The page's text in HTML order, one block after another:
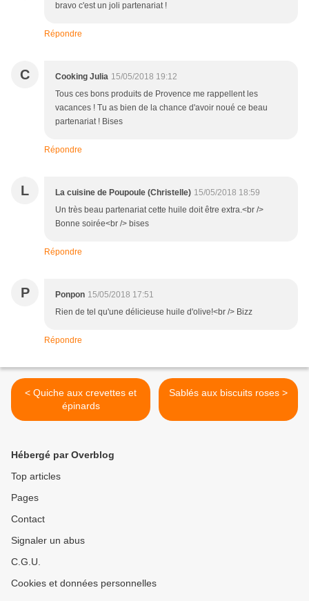
bravo c'est un joli partenariat !
Répondre
C Cooking Julia 15/05/2018 19:12
Tous ces bons produits de Provence me rappellent les
vacances ! Tu as bien de la chance d'avoir noué ce beau
partenariat ! Bises
Répondre
L La cuisine de Poupoule (Christelle) 15/05/2018 18:59
Un très beau partenariat cette huile doit être extra.<br />
Bonne soirée<br /> bises
Répondre
P Ponpon 15/05/2018 17:51
Rien de tel qu'une délicieuse huile d'olive!<br /> Bizz
Répondre
< Quiche aux crevettes et
épinards
Sablés aux biscuits roses >
Hébergé par Overblog
Top articles
Pages
Contact
Signaler un abus
C.G.U.
Cookies et données personnelles